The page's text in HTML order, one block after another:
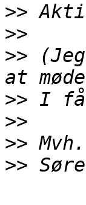
>>
>>
>>
>>
>>
>>
>>